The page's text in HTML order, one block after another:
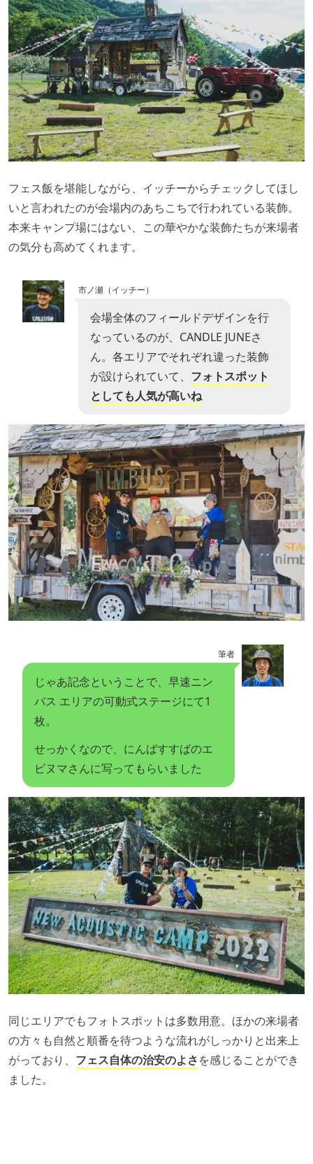
フェス飯を堪能しながら、イッチーからチェックしてほし
いと言われたのが会場内のあちこちで行われている装飾。
本来キャンプ場にはない、この華やかな装飾たちが来場者
の気分も高めてくれます。
市ノ瀬（イッチー）
会場全体のフィールドデザインを行
なっているのが、CANDLE JUNEさ
ん。各エリアでそれぞれ違った装飾
が設けられていて、 フォトスポット
としても人気が高いね
筆者
じゃあ記念ということで、早速ニン
バス エリアの可動式ステージにて1
枚。
せっかくなので、にんばすすばのエ
ビヌマさんに写ってもらいました
同じエリアでもフォトスポットは多数用意。ほかの来場者
の方々も自然と順番を待つような流れがしっかりと出来上
がっており、 フェス自体の治安のよさを感じることができ
ました。